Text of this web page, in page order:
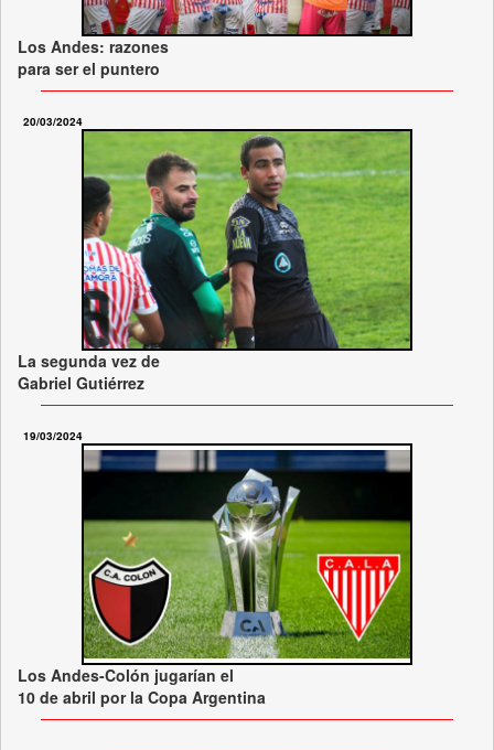
Los Andes: razones
para ser el puntero
20/03/2024
La segunda vez de
Gabriel Gutiérrez
19/03/2024
Los Andes-Colón jugarían el
10 de abril por la Copa Argentina